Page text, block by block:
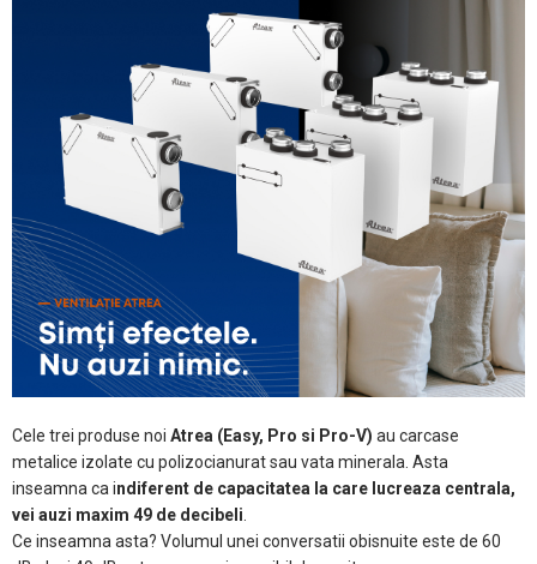
Cele trei produse noi Atrea (Easy, Pro si Pro-V) au carcase
metalice izolate cu polizocianurat sau vata minerala. Asta
inseamna ca indiferent de capacitatea la care lucreaza centrala,
vei auzi maxim 49 de decibeli
Ce inseamna asta? Volumul unei conversatii obisnuite este de 60